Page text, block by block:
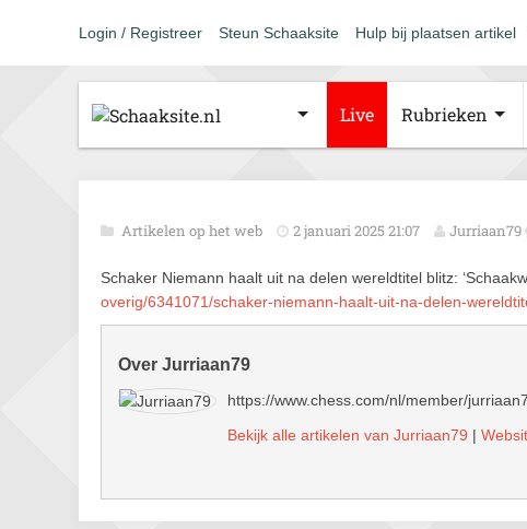
Login / Registreer Steun Schaaksite Hulp bij plaatsen artikel
Live Rubrieken
Artikelen op het web 2 januari 2025 21:07 Jurriaan79
Schaker Niemann haalt uit na delen wereldtitel blitz:
overig/6341071/schaker-niemann-haalt-uit-na-delen-
Over Jurriaan79
https://www.chess.com/nl/member/
Bekijk alle artikelen van Jurriaan79 |